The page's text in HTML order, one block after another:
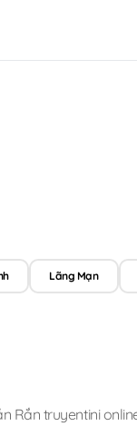
Lãng Mạn
Rắn truyentini